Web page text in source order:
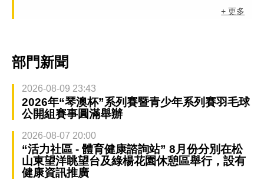
+ 更多
部門新聞
2026-08-09 23:43
2026年“琴澳杯”系列賽暨青少年系列賽羽毛球
公開組賽事圓滿舉辦
2026-08-07 20:00
“活力社區 - 體育健康諮詢站” 8月份分別在松
山東望洋眺望台及綠楊花園休憩區舉行，設有
健康資訊推廣